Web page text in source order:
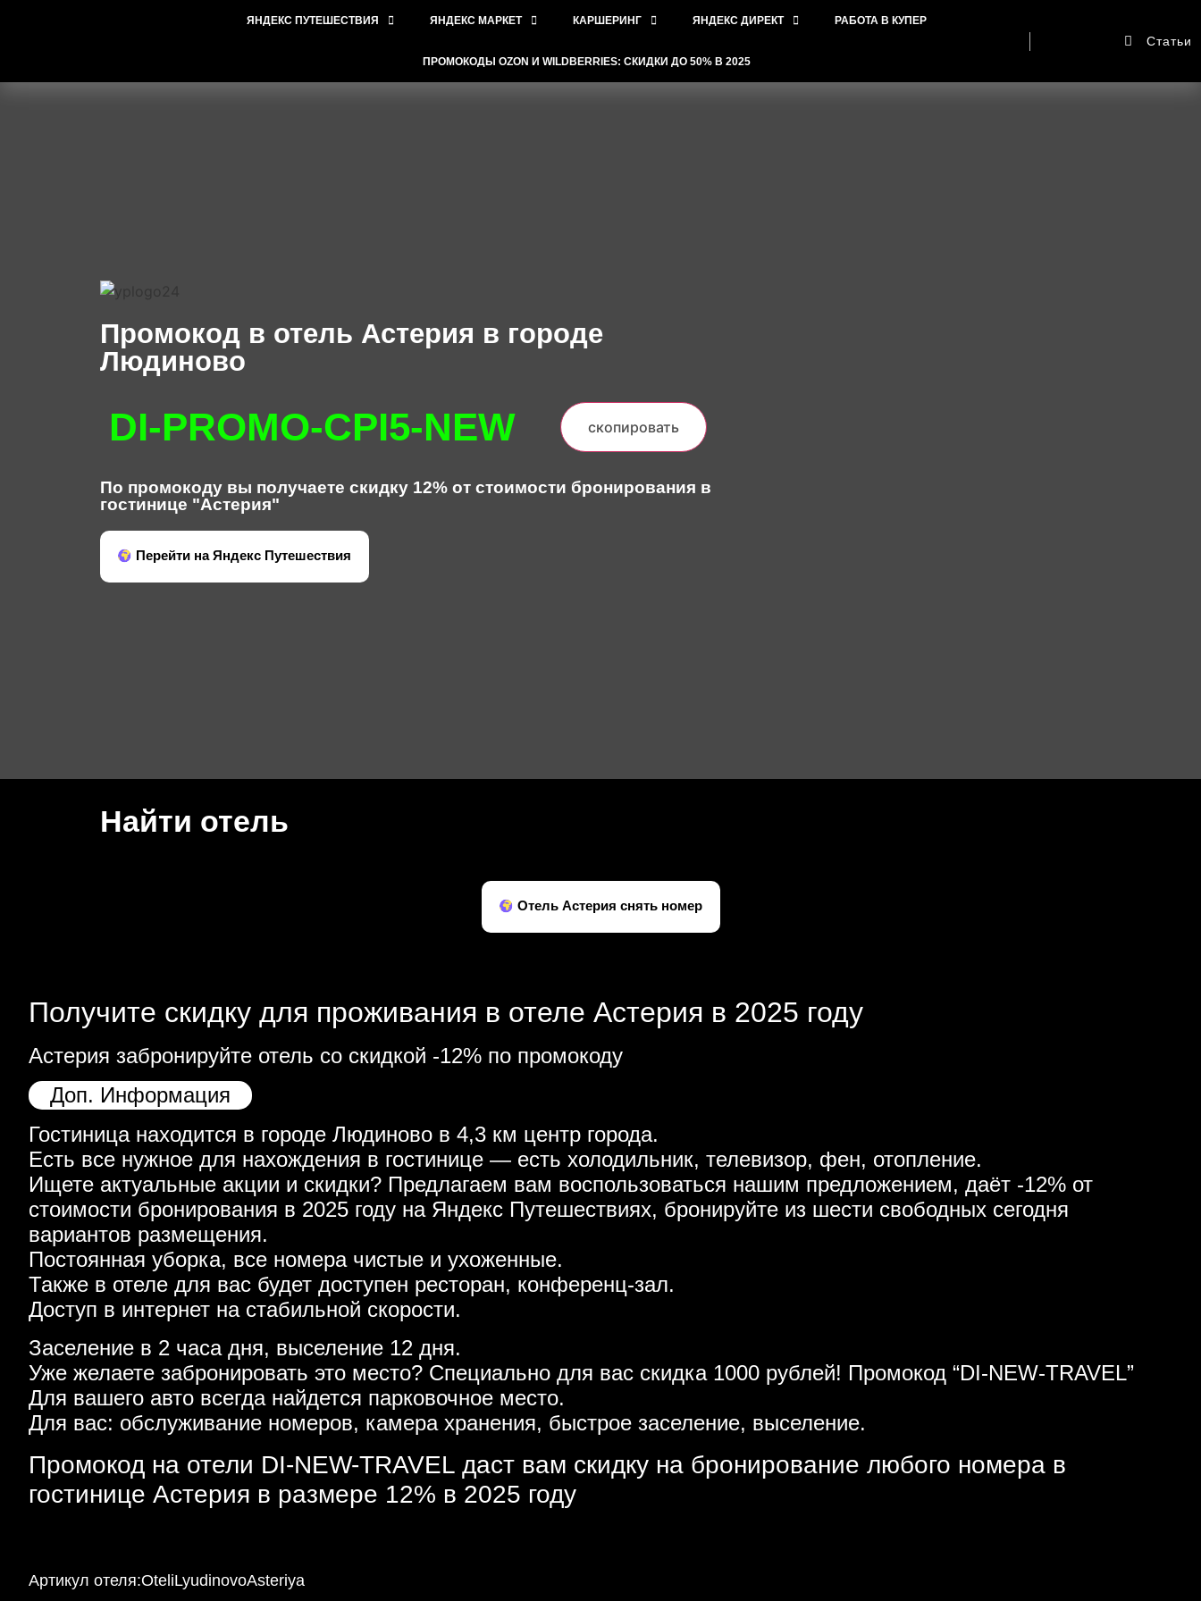
ЯНДЕКС ПУТЕШЕСТВИЯ ЯНДЕКС МАРКЕТ КАРШЕРИНГ ЯНДЕКС ДИРЕКТ РАБОТА В КУПЕР
ПРОМОКОДЫ OZON И WILDBERRIES: СКИДКИ ДО 50% В 2025
Статьи
Промокод в отель Астерия в городе
Людиново
DI-PROMO-CPI5-NEW скопировать
По промокоду вы получаете скидку 12% от стоимости бронирования в
гостинице "Астерия"
Перейти на Яндекс Путешествия
Найти отель
Отель Астерия снять номер
Получите скидку для проживания в отеле Астерия в 2025 году
Астерия забронируйте отель со скидкой -12% по промокоду
Доп. Информация
Гостиница находится в городе Людиново в 4,3 км центр города.
Есть все нужное для нахождения в гостинице — есть холодильник, телевизор, фен, отопление.
Ищете актуальные акции и скидки? Предлагаем вам воспользоваться нашим предложением, даёт -12% от
стоимости бронирования в 2025 году на Яндекс Путешествиях, бронируйте из шести свободных сегодня
вариантов размещения.
Постоянная уборка, все номера чистые и ухоженные.
Также в отеле для вас будет доступен ресторан, конференц-зал.
Доступ в интернет на стабильной скорости.
Заселение в 2 часа дня, выселение 12 дня.
Уже желаете забронировать это место? Специально для вас скидка 1000 рублей! Промокод “DI-NEW-TRAVEL”
Для вашего авто всегда найдется парковочное место.
Для вас: обслуживание номеров, камера хранения, быстрое заселение, выселение.
Промокод на отели DI-NEW-TRAVEL даст вам скидку на бронирование любого номера в
гостинице Астерия в размере 12% в 2025 году
Артикул отеля:OteliLyudinovoAsteriya